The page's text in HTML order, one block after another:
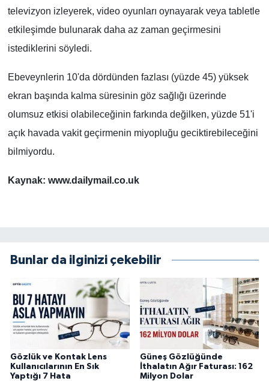
televizyon izleyerek, video oyunları oynayarak veya tabletle
etkileşimde bulunarak daha az zaman geçirmesini
istediklerini söyledi.
Ebeveynlerin 10'da dördünden fazlası (yüzde 45) yüksek
ekran başında kalma süresinin göz sağlığı üzerinde
olumsuz etkisi olabileceğinin farkında değilken, yüzde 51'i
açık havada vakit geçirmenin miyopluğu geciktirebileceğini
bilmiyordu.
Kaynak: www.dailymail.co.uk
Bunlar da ilginizi çekebilir
Gözlük ve Kontak Lens
Kullanıcılarının En Sık
Yaptığı 7 Hata
Güneş Gözlüğünde
İthalatın Ağır Faturası: 162
Milyon Dolar